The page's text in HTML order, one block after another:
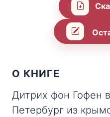
О КНИГЕ
Дитрих фон Гофен
Петербург из